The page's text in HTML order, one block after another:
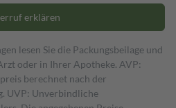
erklären
lesen Sie die Packungsbeilage und
oder in Ihrer Apotheke. AVP:
berechnet nach der
UVP: Unverbindliche